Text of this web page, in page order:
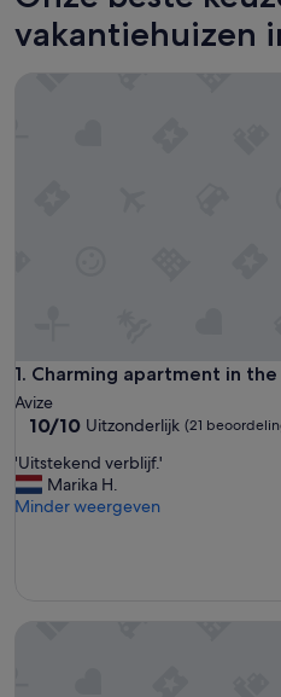
vakantiehuizen
1. Charming apartment in
Charming apartment in the
Avize
10.0
10,
Uitzonderlijk,
(21
10/10 Uitzonderlijk (21
'
U
i
'Uitstekend verblijf.'
Marika H.
Minder weergeven
Renovated Loft in the Côte